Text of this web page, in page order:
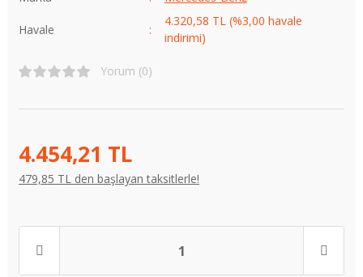
Havale
4.320,58 TL (%3,00 havale
indirimi)
Yorum (0)
4.454,21 TL
479,85 TL den başlayan taksitlerle!